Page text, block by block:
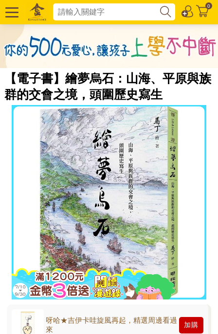
0
【電子書】繪夢烏石：山海、平原與族
群的交會之境，頭圍歷史寫生
呀哈★吉伊卡哇旋風再起，精選周邊看過
來
加購